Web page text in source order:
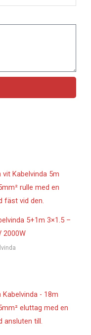
5+1m 3×1.5 –
2000W